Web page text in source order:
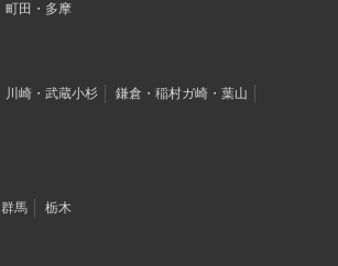
町田・多摩
川崎・武蔵小杉
鎌倉・稲村ガ崎・葉山
群馬 栃木